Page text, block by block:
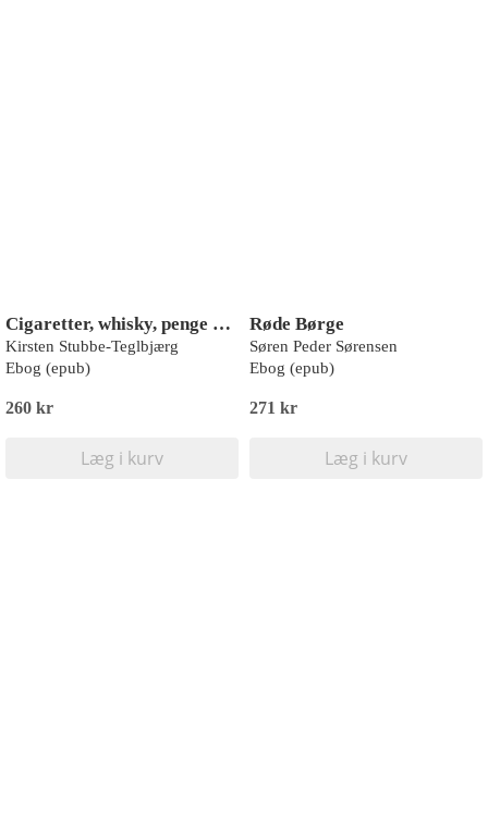
Cigaretter, whisky, penge og piger
Kirsten Stubbe-Teglbjærg
Ebog (epub)
260 kr
Læg i kurv
Røde Børge
Søren Peder Sørensen
Ebog (epub)
271 kr
Læg i kurv